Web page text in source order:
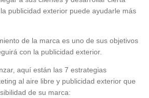
publicidad exterior puede ayudarle más
de la marca es uno de sus objetivos
con la publicidad exterior.
aquí están las 7 estrategias
al aire libre y publicidad exterior que
de su marca: